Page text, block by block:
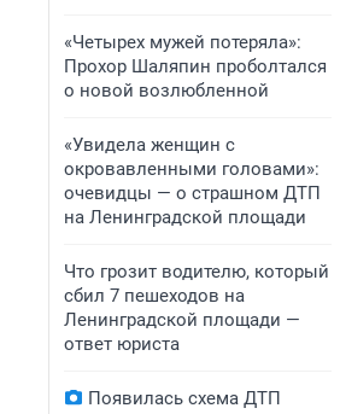
«Четырех мужей потеряла»:
Прохор Шаляпин проболтался
о новой возлюбленной
«Увидела женщин с
окровавленными головами»:
очевидцы — о страшном ДТП
на Ленинградской площади
Что грозит водителю, который
сбил 7 пешеходов на
Ленинградской площади —
ответ юриста
Появилась схема ДТП